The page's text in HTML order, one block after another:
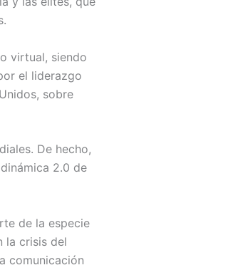
virtual, siendo
el liderazgo
sobre
De hecho,
2.0 de
de la especie
la crisis del
comunicación